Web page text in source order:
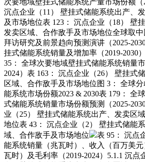
沉点企业（11） 壁挂式储能系统出产、
及市场地位表 123： 沉点企业（18） 壁
发卖区域、合作敌手及市场地位全球取
拜访研究及前景趋向预测演讲（2025-
挂式储能系统销量及增加率（2019-2030
35： 全球次要地域壁挂式储能系统销量
2024）表 163： 沉点企业（26） 壁挂式
区域、合作敌手及市场地位图 3： 全球
能系统市场份额2023 & 2030表 179： 全
式储能系统销量市场份额预测（2025-
业（25） 壁挂式储能系统出产、发卖区
地位表 43： 沉点企业（2） 壁挂式储能
域、合作敌手及市场地位
表 95： 沉点
能系统销量（兆瓦时）、收入（百万美
瓦时）及毛利率（2019-2024）5.1.1 沉点